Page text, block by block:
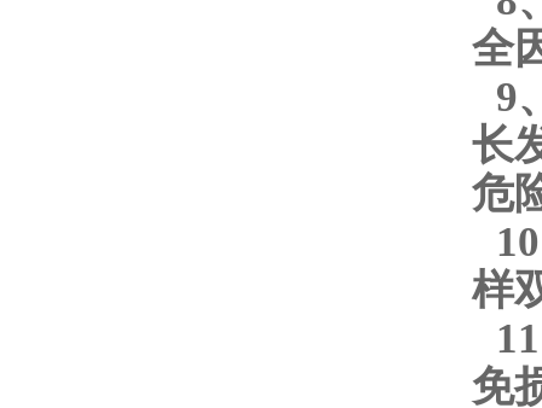
全
9
长
危
10
样
11
免